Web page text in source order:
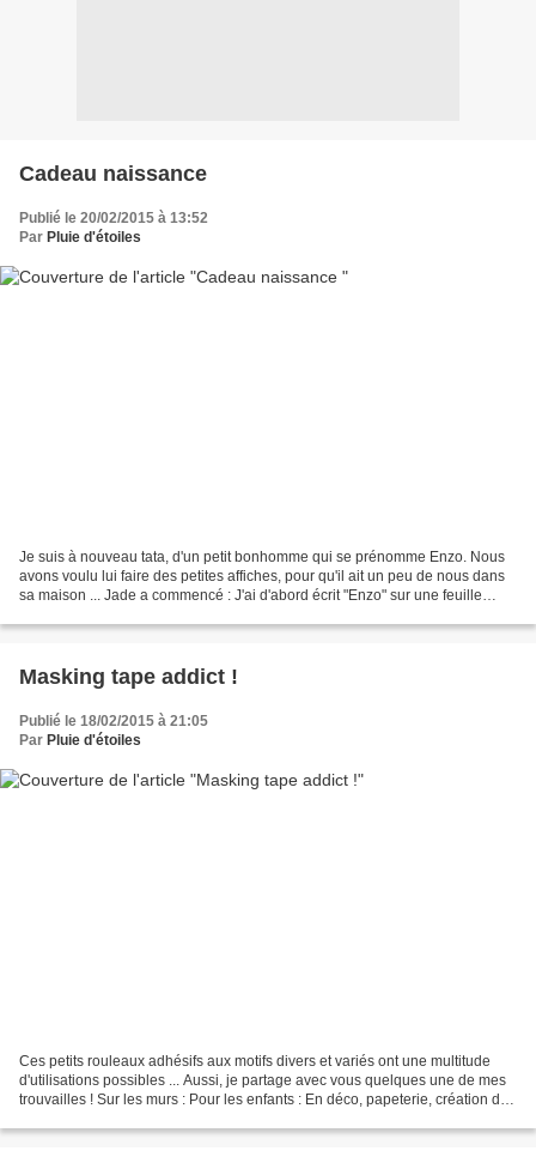
Cadeau naissance
Publié le 20/02/2015 à 13:52
Par Pluie d'étoiles
Je suis à nouveau tata, d'un petit bonhomme qui se prénomme Enzo. Nous
avons voulu lui faire des petites affiches, pour qu'il ait un peu de nous dans
sa maison ... Jade a commencé : J'ai d'abord écrit "Enzo" sur une feuille
Masking tape addict !
Publié le 18/02/2015 à 21:05
Par Pluie d'étoiles
Ces petits rouleaux adhésifs aux motifs divers et variés ont une multitude
d'utilisations possibles ... Aussi, je partage avec vous quelques une de mes
trouvailles ! Sur les murs : Pour les enfants : En déco, papeterie, création de